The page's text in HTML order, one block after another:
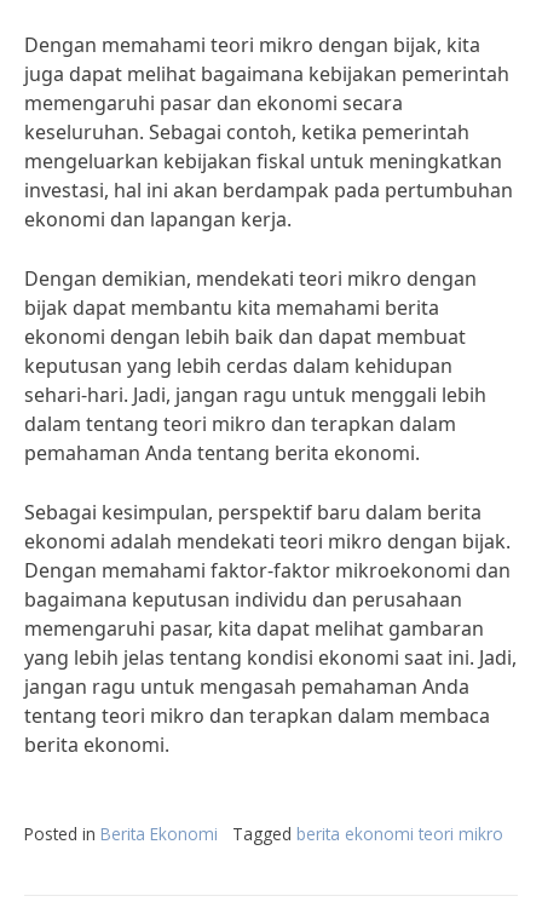
Dengan memahami teori mikro dengan bijak, kita
juga dapat melihat bagaimana kebijakan pemerintah
memengaruhi pasar dan ekonomi secara
keseluruhan. Sebagai contoh, ketika pemerintah
mengeluarkan kebijakan fiskal untuk meningkatkan
investasi, hal ini akan berdampak pada pertumbuhan
ekonomi dan lapangan kerja.
Dengan demikian, mendekati teori mikro dengan
bijak dapat membantu kita memahami berita
ekonomi dengan lebih baik dan dapat membuat
keputusan yang lebih cerdas dalam kehidupan
sehari-hari. Jadi, jangan ragu untuk menggali lebih
dalam tentang teori mikro dan terapkan dalam
pemahaman Anda tentang berita ekonomi.
Sebagai kesimpulan, perspektif baru dalam berita
ekonomi adalah mendekati teori mikro dengan bijak.
Dengan memahami faktor-faktor mikroekonomi dan
bagaimana keputusan individu dan perusahaan
memengaruhi pasar, kita dapat melihat gambaran
yang lebih jelas tentang kondisi ekonomi saat ini. Jadi,
jangan ragu untuk mengasah pemahaman Anda
tentang teori mikro dan terapkan dalam membaca
berita ekonomi.
Posted in Berita Ekonomi Tagged berita ekonomi teori mikro